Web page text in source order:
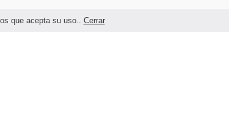
que acepta su uso.. Cerrar